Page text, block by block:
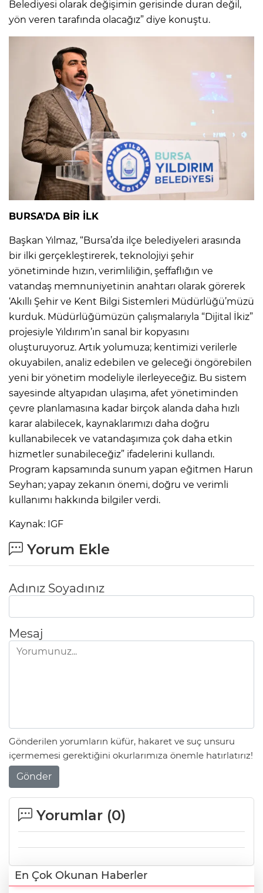
Belediyesi olarak değişimin gerisinde duran değil,
yön veren tarafında olacağız” diye konuştu.
BURSA’DA BİR İLK
Başkan Yılmaz, “Bursa’da ilçe belediyeleri arasında
bir ilki gerçekleştirerek, teknolojiyi şehir
yönetiminde hızın, verimliliğin, şeffaflığın ve
vatandaş memnuniyetinin anahtarı olarak görerek
‘Akıllı Şehir ve Kent Bilgi Sistemleri Müdürlüğü’müzü
kurduk. Müdürlüğümüzün çalışmalarıyla “Dijital İkiz”
projesiyle Yıldırım’ın sanal bir kopyasını
oluşturuyoruz. Artık yolumuza; kentimizi verilerle
okuyabilen, analiz edebilen ve geleceği öngörebilen
yeni bir yönetim modeliyle ilerleyeceğiz. Bu sistem
sayesinde altyapıdan ulaşıma, afet yönetiminden
çevre planlamasına kadar birçok alanda daha hızlı
karar alabilecek, kaynaklarımızı daha doğru
kullanabilecek ve vatandaşımıza çok daha etkin
hizmetler sunabileceğiz” ifadelerini kullandı.
Program kapsamında sunum yapan eğitmen Harun
Seyhan; yapay zekanın önemi, doğru ve verimli
kullanımı hakkında bilgiler verdi.
Kaynak: IGF
Yorum Ekle
Adınız Soyadınız
Mesaj
Gönderilen yorumların küfür, hakaret ve suç unsuru
içermemesi gerektiğini okurlarımıza önemle hatırlatırız!
Gönder
Yorumlar (0)
En Çok Okunan Haberler